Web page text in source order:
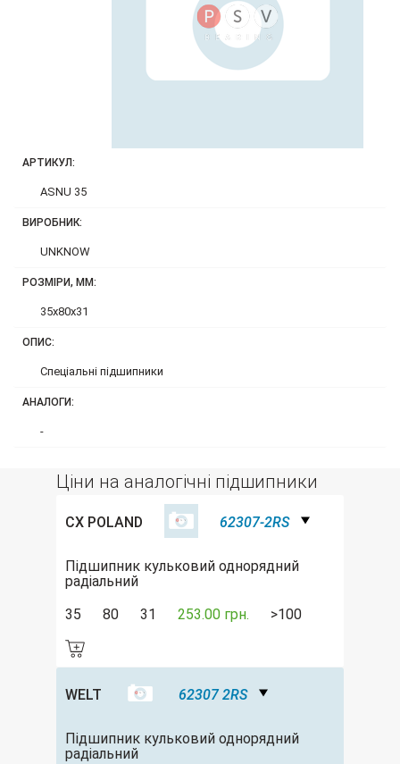
АРТИКУЛ:
ASNU 35
ВИРОБНИК:
UNKNOW
РОЗМІРИ, ММ:
35x80x31
ОПИС:
Спеціальні підшипники
АНАЛОГИ:
-
Ціни на аналогічні підшипники
CX POLAND 62307-2RS
Підшипник кульковий однорядний
радіальний
35
80 31 253.00 грн. >100
WELT 62307 2RS
Підшипник кульковий однорядний
радіальний